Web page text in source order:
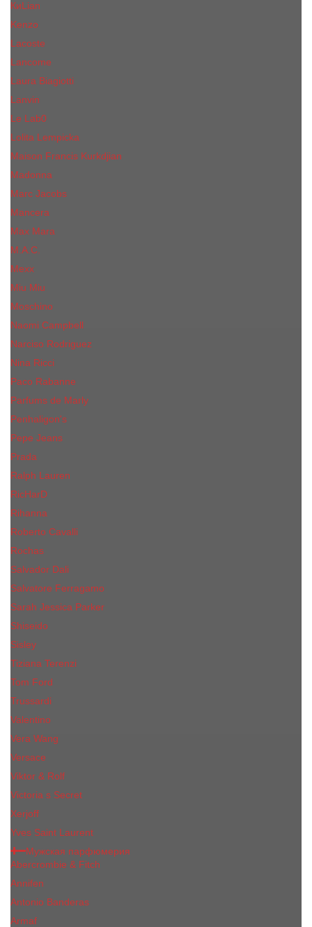
КиLian
Kenzo
Lacoste
Lancome
Laura Biagiotti
Lanvin
Lе Lab0
Lolita Lempicka
Maison Francis Kurkdjian
Madonna
Marc Jacobs
Mancera
Max Mara
M.А.C.
Mexx
Miu Miu
Mоsсhino
Naomi Campbell
Narciso Rodriguez
Nina Ricci
Paco Rabanne
Parfums de Marly
Penhaligon's
Pepe Jeans
Prada
Ralph Lauren
RicHarD
Rihanna
Roberto Cavalli
Rochas
Salvador Dali
Salvatore Ferragamo
Sarah Jessica Parker
Shiseido
Sisley
Tiziana Terenzi
Tom Ford
Trussardi
Valentino
Vera Wang
Versace
Viktor & Rolf
Victoria s Secret
Xerjoff
Yves Saint Laurent
Мужская парфюмерия
Abercrombie & Fitch
Annifen
Antonio Banderas
Armaf